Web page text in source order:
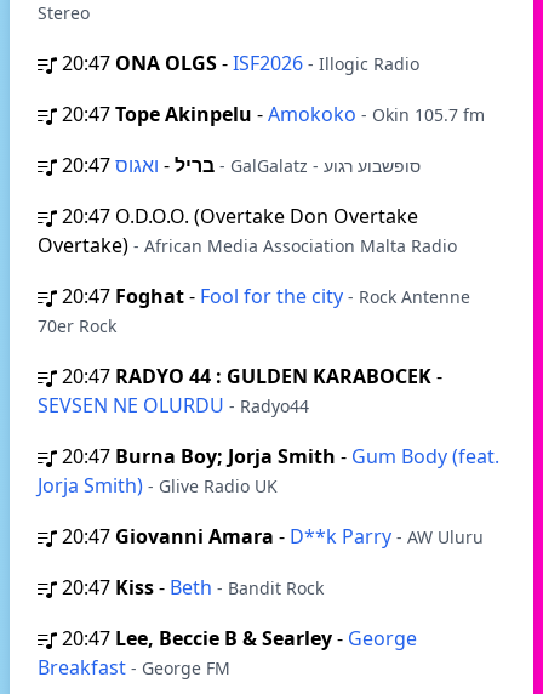
Stereo
20:47 ONA OLGS-ISF2026 - Illogic Radio
20:47Tope Akinpelu -Amokoko - Okin 105.7 fm
20:47 בריל- - GalGalatz - סופשבוע רגוע
20:47 O.D.O.O. (Overtake Don Overtake
Overtake) - African Media Association Malta Radio
20:47 Foghat- Fool for the city - Rock Antenne
70er Rock
20:47 RADYO 44 : GULDEN KARABOCEK-
SEVSEN NE OLURDU - Radyo44
20:47 Burna Boy; Jorja Smith - Gum Body (feat.
Jorja Smith) - Glive Radio UK
20:47 Giovanni Amara - D**k Parry - AW Uluru
20:47 Kiss- Beth - Bandit Rock
20:47 Lee, Beccie B & Searley- George
Breakfast - George FM